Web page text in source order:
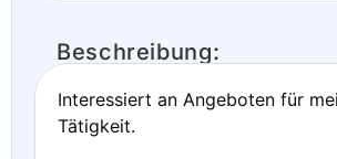
Beschreibung:
Interessiert an Angeboten für
Tätigkeit.